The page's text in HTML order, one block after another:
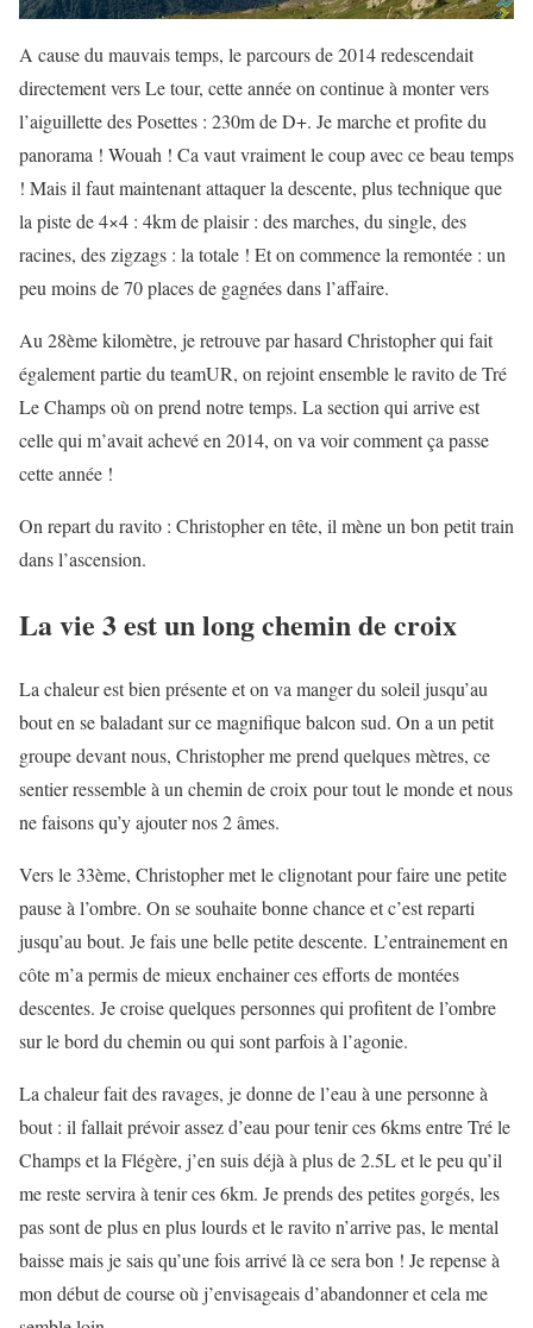
A cause du mauvais temps, le parcours de 2014 redescendait
directement vers Le tour, cette année on continue à monter vers
l’aiguillette des Posettes : 230m de D+. Je marche et profite du
panorama ! Wouah ! Ca vaut vraiment le coup avec ce beau temps
! Mais il faut maintenant attaquer la descente, plus technique que
la piste de 4×4 : 4km de plaisir : des marches, du single, des
racines, des zigzags : la totale ! Et on commence la remontée : un
peu moins de 70 places de gagnées dans l’affaire.
Au 28ème kilomètre, je retrouve par hasard Christopher qui fait
également partie du teamUR, on rejoint ensemble le ravito de Tré
Le Champs où on prend notre temps. La section qui arrive est
celle qui m’avait achevé en 2014, on va voir comment ça passe
cette année !
On repart du ravito : Christopher en tête, il mène un bon petit train
dans l’ascension.
La vie 3 est un long chemin de croix
La chaleur est bien présente et on va manger du soleil jusqu’au
bout en se baladant sur ce magnifique balcon sud. On a un petit
groupe devant nous, Christopher me prend quelques mètres, ce
sentier ressemble à un chemin de croix pour tout le monde et nous
ne faisons qu’y ajouter nos 2 âmes.
Vers le 33ème, Christopher met le clignotant pour faire une petite
pause à l’ombre. On se souhaite bonne chance et c’est reparti
jusqu’au bout. Je fais une belle petite descente. L’entrainement en
côte m’a permis de mieux enchainer ces efforts de montées
descentes. Je croise quelques personnes qui profitent de l’ombre
sur le bord du chemin ou qui sont parfois à l’agonie.
La chaleur fait des ravages, je donne de l’eau à une personne à
bout : il fallait prévoir assez d’eau pour tenir ces 6kms entre Tré le
Champs et la Flégère, j’en suis déjà à plus de 2.5L et le peu qu’il
me reste servira à tenir ces 6km. Je prends des petites gorgés, les
pas sont de plus en plus lourds et le ravito n’arrive pas, le mental
baisse mais je sais qu’une fois arrivé là ce sera bon ! Je repense à
mon début de course où j’envisageais d’abandonner et cela me